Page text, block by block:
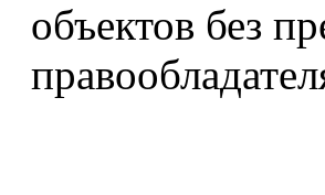
объектов без